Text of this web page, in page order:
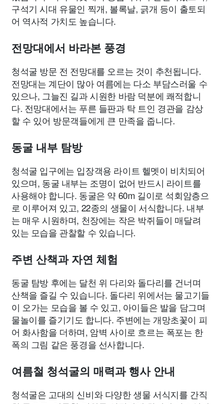
구석기 시대 유물인 찍개, 볼록날, 긁개 등이 출토되
어 역사적 가치도 높습니다.
전망대에서 바라본 풍경
청석굴 방문 전 전망대를 오르는 것이 추천됩니다.
전망대는 계단이 많아 여름에는 다소 부담스러울 수
있으나, 그늘진 길과 시원한 바람 덕분에 쾌적합니
다. 전망대에서는 푸른 들판과 탁 트인 경관을 감상
할 수 있어 방문객들에게 큰 만족을 줍니다.
동굴 내부 탐방
청석굴 입구에는 입장객용 라이트 헬멧이 비치되어
있으며, 동굴 내부는 조명이 없어 반드시 라이트를
사용해야 합니다. 동굴은 약 60m 길이로 석회암층으
로 이루어져 있고, 22종의 생물이 서식합니다. 내부
는 매우 시원하며, 천장에는 작은 박쥐들이 매달려
있는 모습을 관찰할 수 있습니다.
주변 산책과 자연 체험
동굴 탐방 후에는 달천 위 다리와 돌다리를 건너며
산책을 즐길 수 있습니다. 돌다리 위에서는 물고기들
이 오가는 모습을 볼 수 있고, 아이들은 발을 담그며
물놀이를 즐기기도 합니다. 주변에는 개망초꽃이 피
어 화사함을 더하며, 암벽 사이로 흐르는 폭포는 한
폭의 그림 같은 풍경을 선사합니다.
여름철 청석굴의 매력과 행사 안내
청석굴은 고대의 신비와 다양한 생물 서식지를 간직